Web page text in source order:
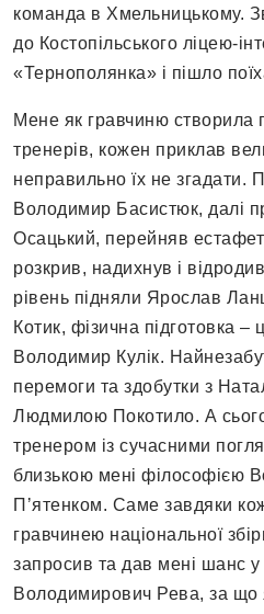
команда в Хмельницькому.
до Костопільського ліцею-
«Тернополянка» і пішло
Мене як гравчиню створила
тренерів, кожен приклав
неправильно їх не згадати.
Володимир Басистюк, далі
Осацький, перейняв
розкрив, надихнув і
рівень підняли Ярослав
Котик, фізична підготовка –
Володимир Кулік.
перемоги та здобутки з
Людмилою Покотило. А
тренером із сучасними
близькою мені філософією
Пʼятенком. Саме завдяки
гравчинею національної
запросив та дав мені шанс у
Володимирович Рева, за що